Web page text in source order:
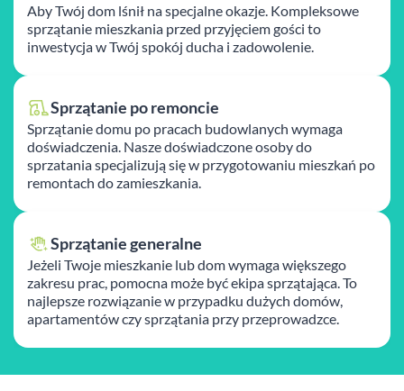
Aby Twój dom lśnił na specjalne okazje. Kompleksowe
sprzątanie mieszkania przed przyjęciem gości to
inwestycja w Twój spokój ducha i zadowolenie.
Sprzątanie po remoncie
Sprzątanie domu po pracach budowlanych wymaga
doświadczenia. Nasze doświadczone osoby do
sprzatania specjalizują się w przygotowaniu mieszkań po
remontach do zamieszkania.
Sprzątanie generalne
Jeżeli Twoje mieszkanie lub dom wymaga większego
zakresu prac, pomocna może być ekipa sprzątająca. To
najlepsze rozwiązanie w przypadku dużych domów,
apartamentów czy sprzątania przy przeprowadzce.